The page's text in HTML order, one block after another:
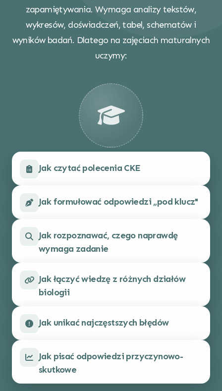
zapamiętywania. Wymaga analizy tekstów,
wykresów, doświadczeń, tabel, schematów i
wyników badań. Dlatego na zajęciach maturalnych
uczymy:
Jak czytać polecenia CKE
Jak formułować odpowiedzi „pod klucz"
Jak rozpoznawać, czego naprawdę
wymaga zadanie
Jak łączyć wiedzę z różnych działów
biologii
Jak unikać najczęstszych błędów
Jak pisać odpowiedzi przyczynowo-
skutkowe